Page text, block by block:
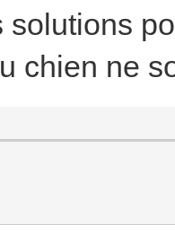
solutions
chien ne